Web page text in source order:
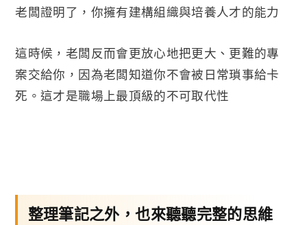
老闆證明了，你擁有建構組織與培養人才的能力
這時候，老闆反而會更放心地把更大、更難的專
案交給你，因為老闆知道你不會被日常瑣事給卡
死。這才是職場上最頂級的不可取代性
整理筆記之外，也來聽聽完整的思維